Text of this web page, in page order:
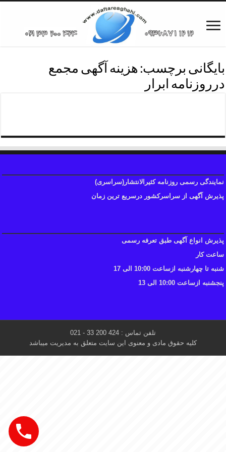
بایگانی برچسب: هزینه آگهی مجمع
درروزنامه ابرار
نمایندگی رسمی روزنامه کثیرالانتشار(سراسری)
پذیرش آگهی از سراسرکشور درسریع ترین زمان
پذیرش انواع آگهی طبق تعرفه رسمی
ساعت کار
شنبه تا چهارشنبه ازساعت 10:00 الی 17
پنجشنبه ازساعت 10:00 الی 13
تلفن تماس : 424 200 33 - 021
کلیه حقوق مادی و معنوی این سایت متعلق به مدیریت میباشد